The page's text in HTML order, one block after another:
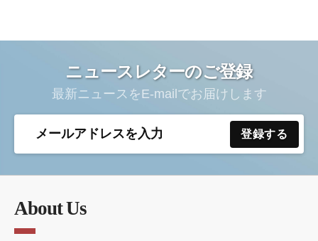
ニュースレターのご登録
最新ニュースをE-mailでお届けします
About Us